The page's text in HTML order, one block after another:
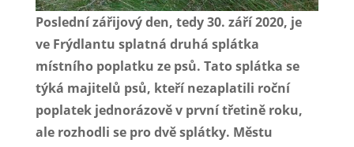
Poslední zářijový den, tedy 30. září 2020, je
ve Frýdlantu splatná druhá splátka
místního poplatku ze psů. Tato splátka se
týká majitelů psů, kteří nezaplatili roční
poplatek jednorázově v první třetině roku,
ale rozhodli se pro dvě splátky. Městu